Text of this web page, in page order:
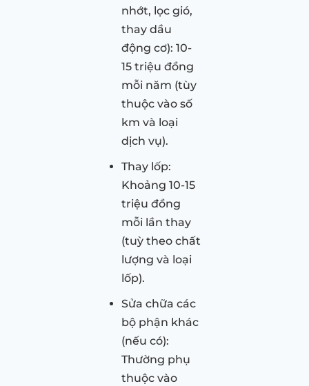
nhớt, lọc gió,
thay dầu
động cơ): 10-
15 triệu đồng
mỗi năm (tùy
thuộc vào số
km và loại
dịch vụ).
Thay lốp:
Khoảng 10-15
triệu đồng
mỗi lần thay
(tuỳ theo chất
lượng và loại
lốp).
Sửa chữa các
bộ phận khác
(nếu có):
Thường phụ
thuộc vào